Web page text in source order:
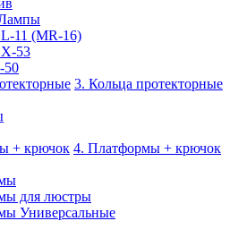
11 (MR-16)
53
50
3. Кольца протекторные
4. Платформы + крючок
для люстры
Универсальные